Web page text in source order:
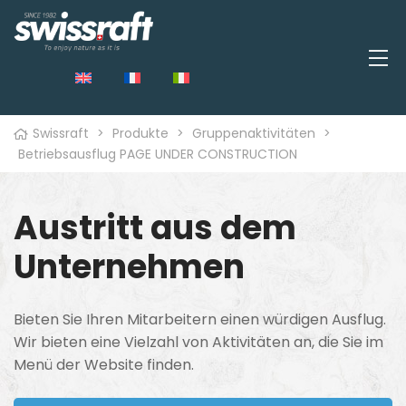
Swissraft > Produkte > Gruppenaktivitäten >
Betriebsausflug PAGE UNDER CONSTRUCTION
Austritt aus dem
Unternehmen
Bieten Sie Ihren Mitarbeitern einen würdigen Ausflug.
Wir bieten eine Vielzahl von Aktivitäten an, die Sie im
Menü der Website finden.